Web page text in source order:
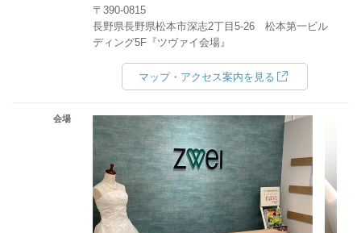
〒390-0815
長野県長野県松本市深志2丁目5-26 松本第一ビル
ディング5F『ツヴァイ会場』
マップ・アクセス案内を見る
会場